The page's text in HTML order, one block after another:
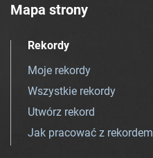
Mapa strony
Rekordy
Moje rekordy
Wszystkie rekordy
Utwórz rekord
Jak pracować z rekordem